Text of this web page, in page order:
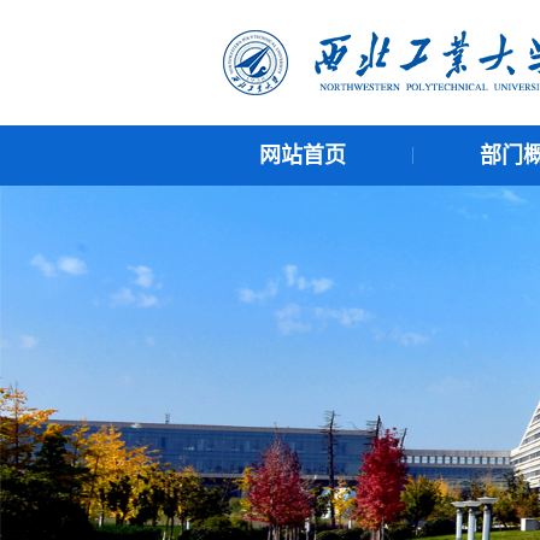
网站首页 部门